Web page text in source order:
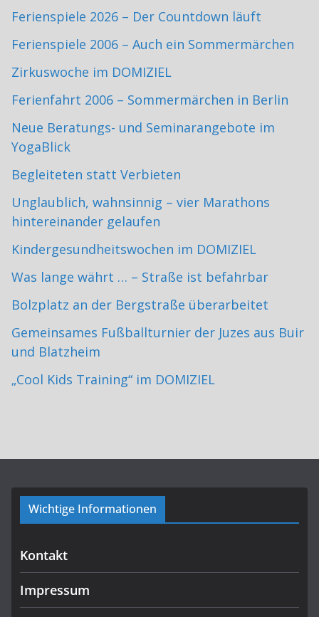
Ferienspiele 2026 – Der Countdown läuft
Ferienspiele 2006 – Auch ein Sommermärchen
Zirkuswoche im DOMIZIEL
Ferienfahrt 2006 – Sommermärchen in Berlin
Neue Beratungs- und Seminarangebote im
YogaBlick
Begleiteten statt Verbieten
Unglaublich, wahnsinnig – vier Marathons
hintereinander gelaufen
Kindergesundheitswochen im DOMIZIEL
Was lange währt … – Straße ist befahrbar
Bolzplatz an der Bergstraße überarbeitet
Gemeinsames Fußballturnier der Juzes aus Buir
und Blatzheim
„Cool Kids Training“ im DOMIZIEL
Wichtige Informationen
Kontakt
Impressum